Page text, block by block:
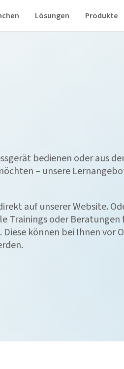
Lösungen Produkte
bedienen oder aus
– unsere
auf unserer Website.
Trainings oder Beratungen
können bei Ihnen vor